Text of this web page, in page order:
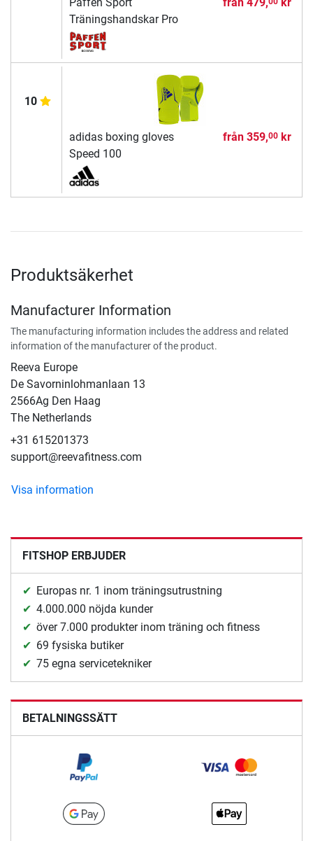
Paffen Sport
Träningshandskar Pro
från 479, kr
10
adidas boxing gloves
Speed 100
från 359,00kr
Produktsäkerhet
Manufacturer Information
The manufacturing information includes the address and related
information of the manufacturer of the product.
Reeva Europe
De Savorninlohmanlaan 13
2566Ag Den Haag
The Netherlands
+31 615201373
support@reevafitness.com
Visa information
FITSHOP ERBJUDER
Europas nr. 1 inom träningsutrustning
4.000.000 nöjda kunder
över 7.000 produkter inom träning och fitness
69 fysiska butiker
75 egna servicetekniker
BETALNINGSSÄTT